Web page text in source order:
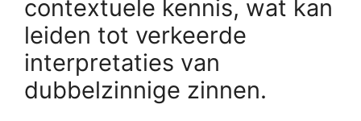
contextuele kennis, wat kan
leiden tot verkeerde
interpretaties van
dubbelzinnige zinnen.